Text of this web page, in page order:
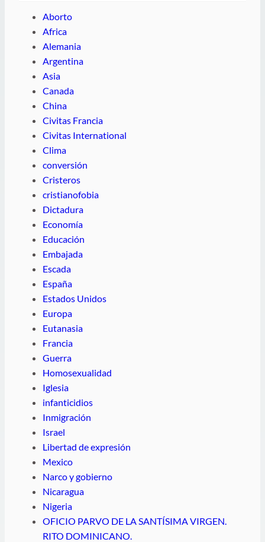
Aborto
Africa
Alemania
Argentina
Asia
Canada
China
Civitas Francia
Civitas International
Clima
conversión
Cristeros
cristianofobia
Dictadura
Economía
Educación
Embajada
Escada
España
Estados Unidos
Europa
Eutanasia
Francia
Guerra
Homosexualidad
Iglesia
infanticidios
Inmigración
Israel
Libertad de expresión
Mexico
Narco y gobierno
Nicaragua
Nigeria
OFICIO PARVO DE LA SANTÍSIMA VIRGEN.
RITO DOMINICANO.